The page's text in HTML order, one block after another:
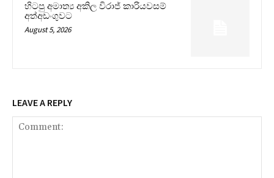
හිටපු අමාත්‍ය අකිල විරාජ් කාරියවසම්
අත්අඩංගුවට
August 5, 2026
LEAVE A REPLY